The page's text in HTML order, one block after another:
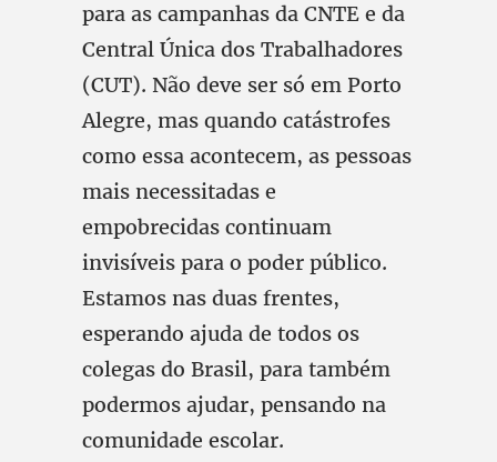
para as campanhas da CNTE e da
Central Única dos Trabalhadores
(CUT). Não deve ser só em Porto
Alegre, mas quando catástrofes
como essa acontecem, as pessoas
mais necessitadas e
empobrecidas continuam
invisíveis para o poder público.
Estamos nas duas frentes,
esperando ajuda de todos os
colegas do Brasil, para também
podermos ajudar, pensando na
comunidade escolar.